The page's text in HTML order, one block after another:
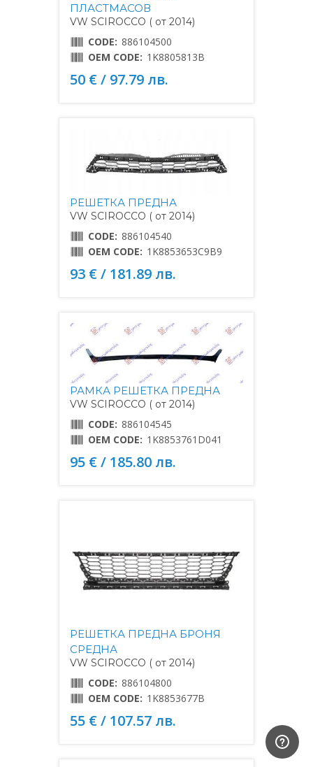
ПЛАСТМАСОВ
VW SCIROCCO ( от 2014)
CODE: 886104500
OEM CODE: 1K8805813B
50 € / 97.79 лв.
РЕШЕТКА ПРЕДНА
VW SCIROCCO ( от 2014)
CODE: 886104540
OEM CODE: 1K8853653C9B9
93 € / 181.89 лв.
РАМКА РЕШЕТКА ПРЕДНА
VW SCIROCCO ( от 2014)
CODE: 886104545
OEM CODE: 1K8853761D041
95 € / 185.80 лв.
РЕШЕТКА ПРЕДНА БРОНЯ
СРЕДНА
VW SCIROCCO ( от 2014)
CODE: 886104800
OEM CODE: 1K8853677B
55 € / 107.57 лв.